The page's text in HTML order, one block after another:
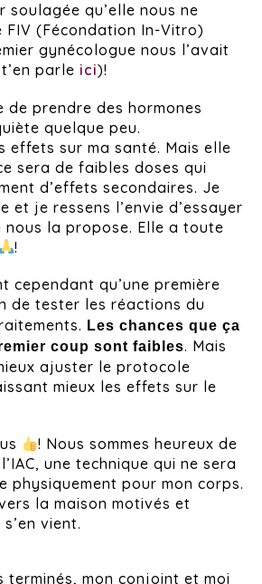
soulagée qu’elle nous ne
FIV (Fécondation In-Vitro)
gynécologue nous l’avait
parle ici)!
de prendre des hormones
quelque peu.
effets sur ma santé. Mais elle
sera de faibles doses qui
d’effets secondaires. Je
et je ressens l’envie d’essayer
nous la propose. Elle a toute
!
cependant qu’une première
de tester les réactions du
Les chances que ça
coup sont faibles. Mais
ajuster le protocole
mieux les effets sur le
! Nous sommes heureux de
une technique qui ne sera
physiquement pour mon corps.
la maison motivés et
vient.
terminés, mon conjoint et moi